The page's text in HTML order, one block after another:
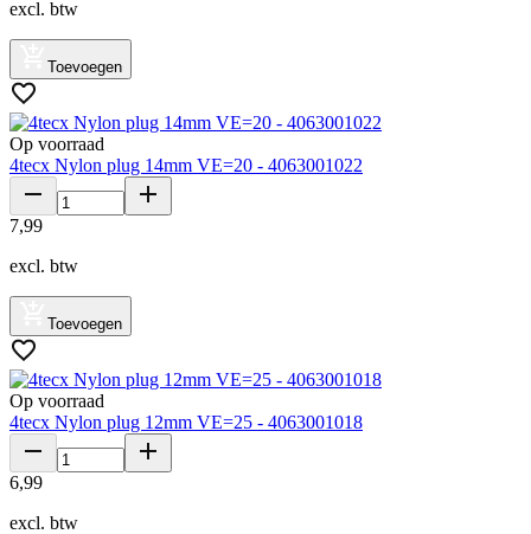
excl. btw
Toevoegen
Op voorraad
4tecx Nylon plug 14mm VE=20 - 4063001022
7,99
excl. btw
Toevoegen
Op voorraad
4tecx Nylon plug 12mm VE=25 - 4063001018
6,99
excl. btw